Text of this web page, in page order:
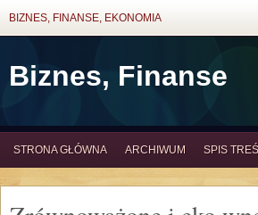
BIZNES, FINANSE, EKONOMIA
Biznes, Finanse
STRONA GŁÓWNA ARCHIWUM SPIS